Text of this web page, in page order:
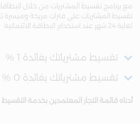
لغاية 24 شهر عند استخدام البطاقة الائتمانية
تقسيط مشترياتك بفائدة 1 %
تقسيط مشترياتك بفائدة 0 % شهريا
أدناه قائمة التجار المعتمدين بخدمة التقسيط